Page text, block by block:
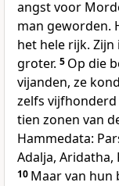
angst voor
man geworden.
het hele rijk.
groter. 5 Op die
vijanden, ze
zelfs vijfhonderd
tien zonen van
Hammedata:
Adalja, Aridatha,
10 Maar van hun